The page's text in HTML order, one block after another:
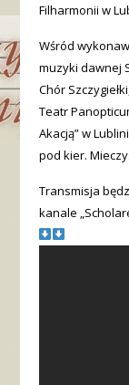
Filharmonii w
Wśród
muzyki dawnej
Chór
Teatr
Akacją” w
pod kier.
Transmisja
kanale